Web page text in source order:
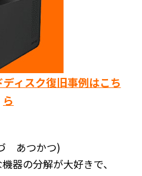
ィスク復旧事例はこち
ら
あつかつ)
器の分解が大好きで、